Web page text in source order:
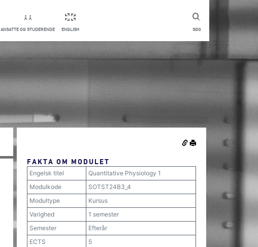
SØG
ANSATTE OG STUDERENDE ENGLISH
FAKTA OM MODULET
Engelsk titel
Quantitative Physiology 1
Modulkode
SOTST24B3_4
Modultype
Kursus
Varighed
1 semester
Semester
Efterår
ECTS
5